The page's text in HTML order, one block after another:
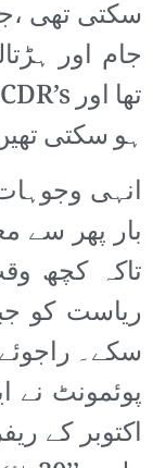
سکتی تھی
جام اور
ہو سکتی
انہی
بار پھر سے
تاکہ کچھ
ریاست کو
سکے۔
پوئمونٹ
اکتوبر کے